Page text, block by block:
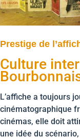
Prestige de
Culture
L’affiche a toujours
cinématographique
cinémas, elle doit
une idée du